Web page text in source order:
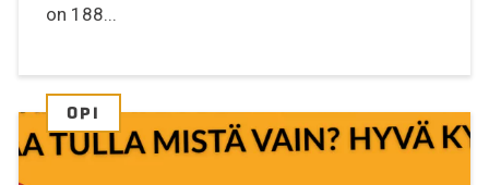
on 188...
OPI